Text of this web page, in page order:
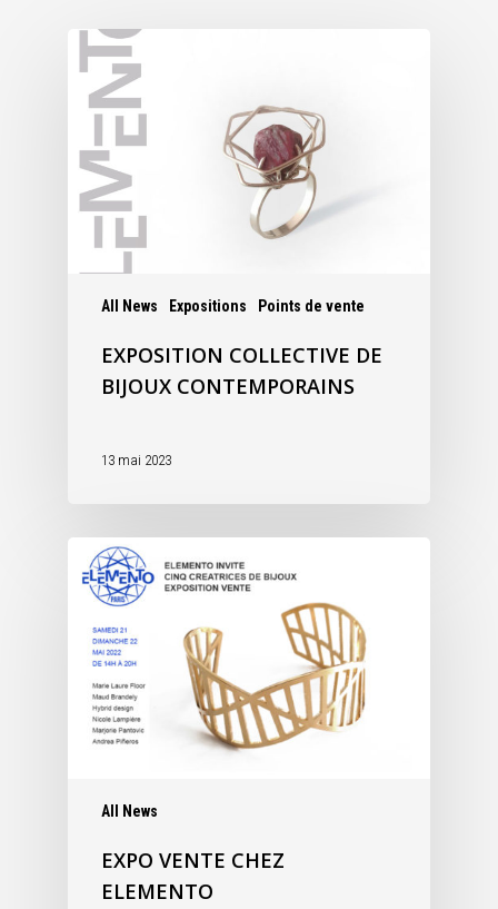
All News Expositions Points de vente
EXPOSITION COLLECTIVE DE
BIJOUX CONTEMPORAINS
13 mai 2023
All News
EXPO VENTE CHEZ
ELEMENTO